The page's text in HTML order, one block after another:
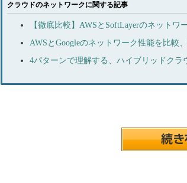
クラウドのネットワークに関する記事
【徹底比較】AWSとSoftLayerのネットワ
AWSとGoogleのネットワーク性能を比較
4パターンで理解する、ハイブリッドクラ